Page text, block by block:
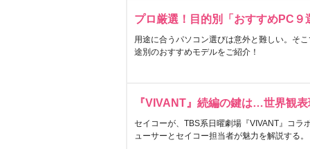
プロ厳選！目的別「おすすめPC９
用途に合うパソコン選びは意外と難しい。そ
途別のおすすめモデルをご紹介！
『VIVANT』続編の鍵は…世界観
セイコーが、TBS系日曜劇場『VIVANT』コラ
ューサーとセイコー担当者が魅力を解説する。